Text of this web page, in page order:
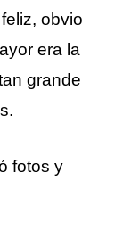
obvio
era la
grande
fotos y